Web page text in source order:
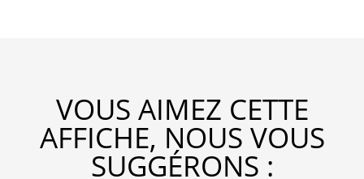
VOUS AIMEZ CETTE
AFFICHE, NOUS VOUS
SUGGÉRONS :